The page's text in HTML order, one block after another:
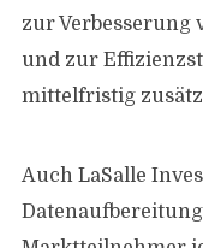
zur Verbesserung
und zur
mittelfristig
Auch LaSalle